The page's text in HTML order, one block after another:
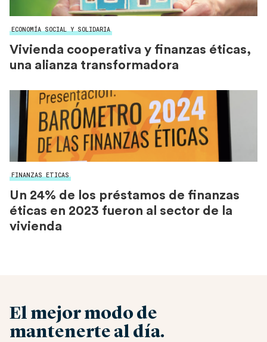
ECONOMÍA SOCIAL Y SOLIDARIA
Vivienda cooperativa y finanzas éticas,
una alianza transformadora
FINANZAS ETICAS
Un 24% de los préstamos de finanzas
éticas en 2023 fueron al sector de la
vivienda
El mejor modo de
mantenerte al día.